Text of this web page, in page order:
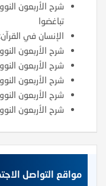
تباغضوا
الإنسان في القرآن: 6- (وَكَانَ الْإِنْسَانُ قَتُورا)
شرح الأربعون النووية 34- من رأى منكم منكرا
شرح الأربعون النووية 33- لو يعطى الناس
شرح الأربعون النووية 32- لاضرر ولا
شرح الأربعون النووية 31- ازهد في الدنيا
شرح الأربعون النووية 30- إن الله فرض فرائض فلا
مواقع التواصل